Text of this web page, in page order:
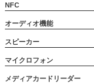
NFC
オーディオ機能
スピーカー
マイクロフォン
メディアカードリーダー